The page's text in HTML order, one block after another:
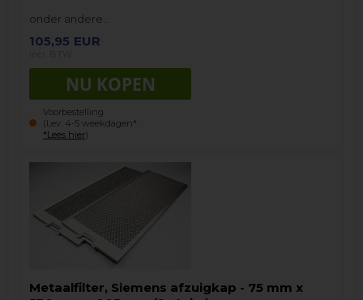
onder andere…
105,95 EUR
Voorbestelling
(Lev. 4-5 weekdagen*
*Lees hier)
Metaalfilter, Siemens afzuigkap - 75 mm x